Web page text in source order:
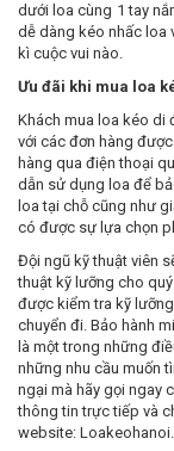
dưới loa cùng 1 tay
dễ dàng kéo nhấc loa
kì cuộc vui nào.
Ưu đãi khi mua loa
Khách mua loa kéo di
với các đơn hàng
hàng qua điện thoại
dẫn sử dụng loa để
loa tại chỗ cũng như
có được sự lựa chọn
Đội ngũ kỹ thuật viên
thuật kỹ lưỡng cho
được kiểm tra kỹ
chuyển đi. Bảo hành
là một trong những
những nhu cầu muốn
ngại mà hãy gọi ngay
thông tin trực tiếp và
website: